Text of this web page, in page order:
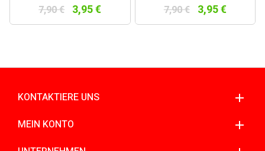
7,90 € 3,95 €
7,90 € 3,95 €
KONTAKTIERE UNS
MEIN KONTO